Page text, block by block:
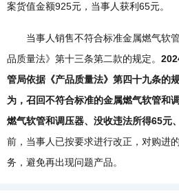
案货值金额925元，当事人获利65元。
当事人销售不符合标准金属燃气软
品质量法》第十三条第二款的规定。
管局依据《产品质量法》第四十九条的
为，召回不符合标准的金属燃气软管和
燃气软管和调压器、没收违法所得65元
前，当事人已按要求进行改正，对购进
务，避免再出现问题产品。